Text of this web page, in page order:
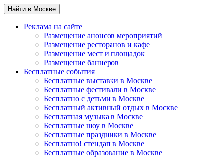
Найти в Москве
Реклама на сайте
Размещение анонсов мероприятий
Размещение ресторанов и кафе
Размещение мест и площадок
Размещение баннеров
Бесплатные события
Бесплатные выставки в Москве
Бесплатные фестивали в Москве
Бесплатно с детьми в Москве
Бесплатный активный отдых в Москве
Бесплатная музыка в Москве
Бесплатные шоу в Москве
Бесплатные праздники в Москве
Бесплатно! стендап в Москве
Бесплатные образование в Москве